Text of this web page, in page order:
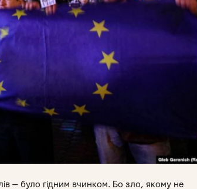
— було гідним вчинком. Бо зло, якому не